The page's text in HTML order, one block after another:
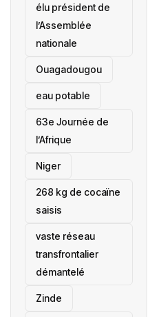
élu président de
l’Assemblée
nationale
‎Ouagadougou
eau potable
63e Journée de
l’Afrique
‎Niger
268 kg de cocaïne
saisis
vaste réseau
transfrontalier
démantelé
Zinde